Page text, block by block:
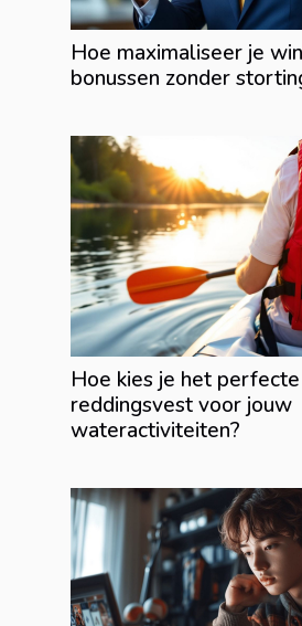
Hoe maximaliseer je
bonussen zonder
Hoe kies je het perfecte
reddingsvest voor jouw
wateractiviteiten?